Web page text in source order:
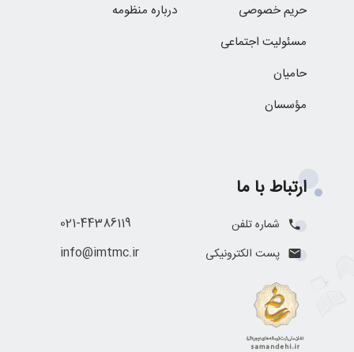
حریم خصوصی
مسئولیت اجتماعی
حامیان
مؤسسان
درباره منظومه
ارتباط با ما
شماره تلفن 021-44386119
پست الکترونیکی info@imtmc.ir